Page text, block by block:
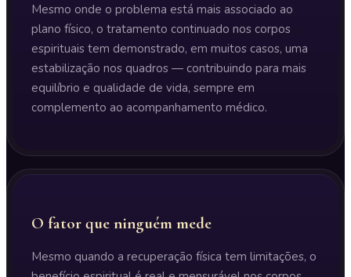
Mesmo onde o problema está mais associado ao
plano físico, o tratamento continuado nos corpos
espirituais tem demonstrado, em muitos casos, uma
estabilização nos quadros — contribuindo para mais
equilíbrio e qualidade de vida, sempre em
complemento ao acompanhamento médico.
O fator que ninguém mede
Mesmo quando a recuperação física tem limitações, o